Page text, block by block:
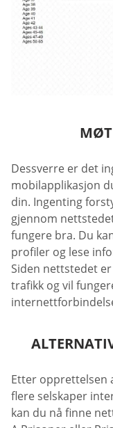
MØT
Dessverre er det
mobilapplikasjon
din. Ingenting
gjennom
fungere bra. Du
profiler og lese
Siden nettstedet
trafikk og vil
Etter opprettelsen
flere selskaper
kan du nå finne